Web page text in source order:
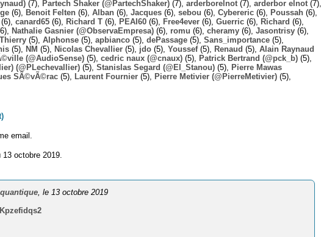
(7), Partech Shaker (@PartechShaker) (7), arderborelnot (7), arderbor elnot (7),
(6), Benoit Felten (6), Alban (6), Jacques (6), sebou (6), Cybereric (6), Poussah (6),
(6), canard65 (6), Richard T (6), PEAI60 (6), Free4ever (6), Guerric (6), Richard (6),
Nathalie Gasnier (@ObservaEmpresa) (6), romu (6), cheramy (6), Jasontrisy (6),
Thierry (5), Alphonse (5), apbianco (5), dePassage (5), Sans_importance (5),
(5), NM (5), Nicolas Chevallier (5), jdo (5), Youssef(5), Renaud (5), Alain Raynaud
(@AudioSense) (5), cedric naux (@cnaux) (5), Patrick Bertrand (@pck_b) (5),
(@PLechevallier) (5), Stanislas Segard (@El_Stanou) (5),
Pierre Mawas
SÃ©vÃ©rac (5), Laurent Fournier (5), Pierre Metivier (@PierreMetivier) (5),
email.
octobre 2019.
, le 13 octobre 2019